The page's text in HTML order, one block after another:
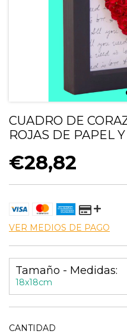
CUADRO DE
ROJAS DE PAPEL
€28,82
VER MEDIOS DE PAGO
Tamaño - Medidas:
18x18cm
CANTIDAD